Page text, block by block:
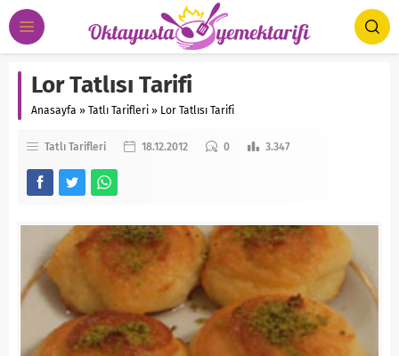
Lor Tatlısı Tarifi
Anasayfa » Tatlı Tarifleri » Lor Tatlısı Tarifi
Tatlı Tarifleri 18.12.2012 0 3.347